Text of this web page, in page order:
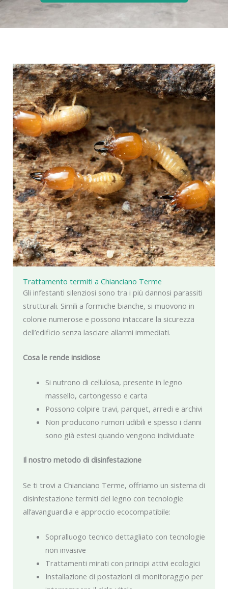
Trattamento termiti a Chianciano Terme
Gli infestanti silenziosi sono tra i più dannosi parassiti
strutturali. Simili a formiche bianche, si muovono in
colonie numerose e possono intaccare la sicurezza
dell’edificio senza lasciare allarmi immediati.
Cosa le rende insidiose
Si nutrono di cellulosa, presente in legno
massello, cartongesso e carta
Possono colpire travi, parquet, arredi e archivi
Non producono rumori udibili e spesso i danni
sono già estesi quando vengono individuate
Il nostro metodo di disinfestazione
Se ti trovi a Chianciano Terme, offriamo un sistema di
disinfestazione termiti del legno con tecnologie
all’avanguardia e approccio ecocompatibile:
Sopralluogo tecnico dettagliato con tecnologie
non invasive
Trattamenti mirati con principi attivi ecologici
Installazione di postazioni di monitoraggio per